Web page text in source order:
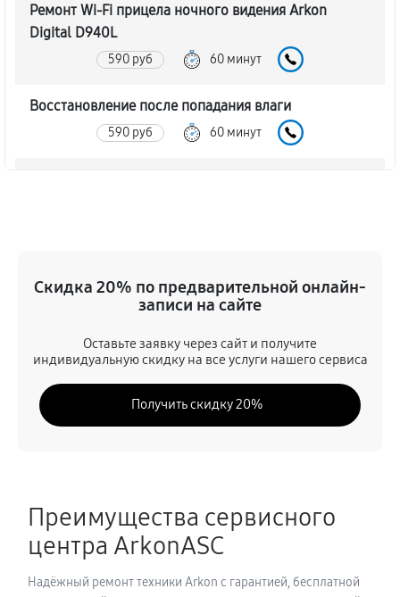
Ремонт Wi-Fi прицела ночного видения Arkon
Digital D940L
590 руб 60 минут
Восстановление после попадания влаги
590 руб 60 минут
410 руб
680 руб 60 минут
Замена корпуса прицела ночного видения Arkon
Digital D940L
Arkon Digital D940L
530 руб 60 минут
Замена процессора прицела ночного видения Arkon
Скидка 20% по предварительной онлайн-
записи на сайте
Оставьте заявку через сайт и получите
индивидуальную скидку на все услуги нашего сервиса
Получить скидку 20%
Преимущества сервисного
центра ArkonASC
Надёжный ремонт техники Arkon с гарантией, бесплатной